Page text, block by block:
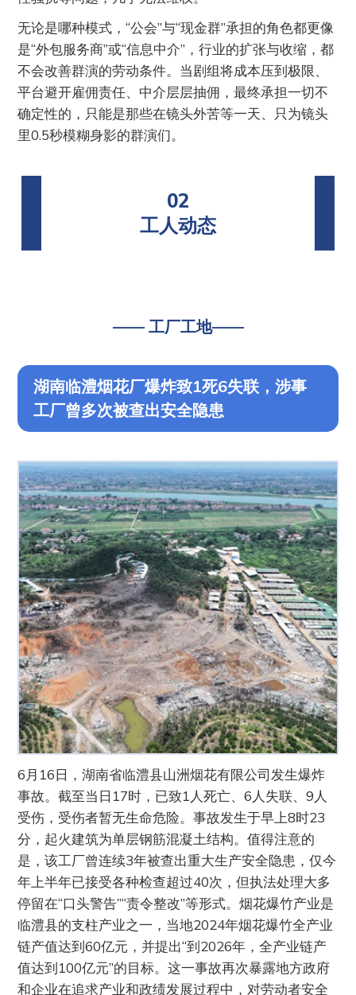
无论是哪种模式，“公会”与“现金群”承担的角色都更像
是“外包服务商”或“信息中介”，行业的扩张与收缩，都
不会改善群演的劳动条件。当剧组将成本压到极限、
平台避开雇佣责任、中介层层抽佣，最终承担一切不
确定性的，只能是那些在镜头外苦等一天、只为镜头
里0.5秒模糊身影的群演们。
02
工人动态
—— 工厂工地——
湖南临澧烟花厂爆炸致1死6失联，涉事
工厂曾多次被查出安全隐患
6月16日，湖南省临澧县山洲烟花有限公司发生爆炸
事故。截至当日17时，已致1人死亡、6人失联、9人
受伤，受伤者暂无生命危险。事故发生于早上8时23
分，起火建筑为单层钢筋混凝土结构。值得注意的
是，该工厂曾连续3年被查出重大生产安全隐患，仅今
年上半年已接受各种检查超过40次，但执法处理大多
停留在“口头警告”“责令整改”等形式。烟花爆竹产业是
临澧县的支柱产业之一，当地2024年烟花爆竹全产业
链产值达到60亿元，并提出“到2026年，全产业链产
值达到100亿元”的目标。这一事故再次暴露地方政府
和企业在追求产业和政绩发展过程中，对劳动者安全